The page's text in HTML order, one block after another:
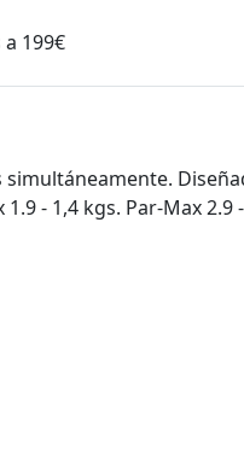
199€
simultáneamente.
- 1,4 kgs. Par-Max 2.9